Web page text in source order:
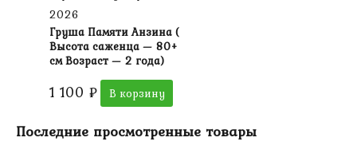
2026
Груша Памяти Анзина (
Высота саженца — 80+
см Возраст — 2 года)
1 100 ₽ В корзину
Последние просмотренные товары